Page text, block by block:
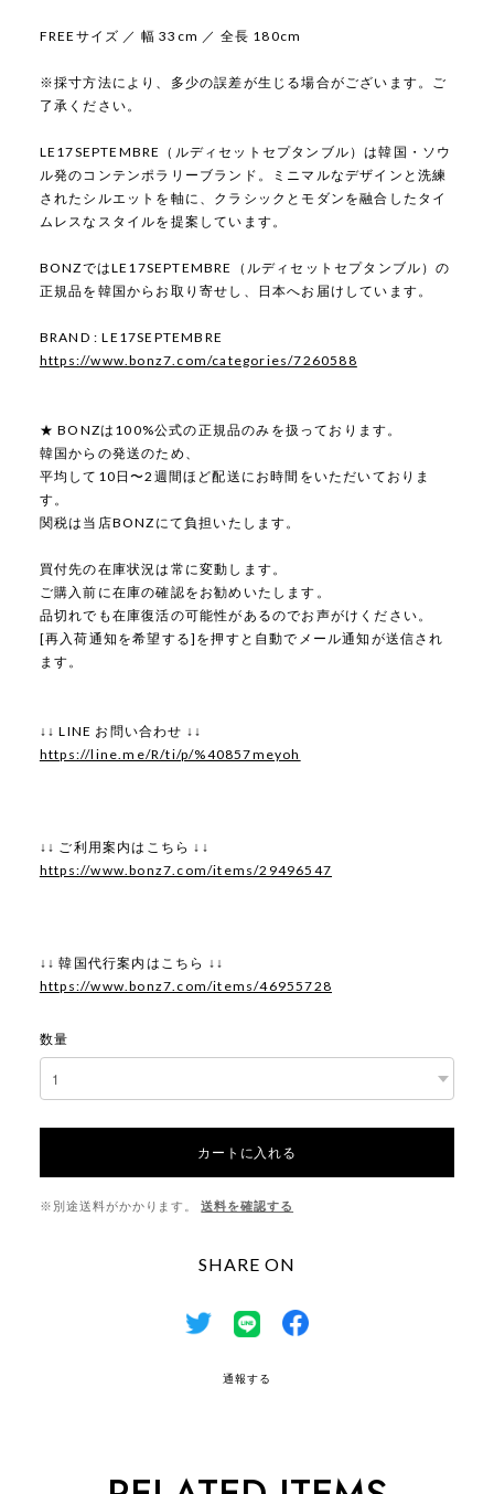
FREEサイズ ／ 幅 33cm ／ 全長 180cm
※採寸方法により、多少の誤差が生じる場合がございます。ご
了承ください。
LE17SEPTEMBRE（ルディセットセプタンブル）は韓国・ソウ
ル発のコンテンポラリーブランド。ミニマルなデザインと洗練
されたシルエットを軸に、クラシックとモダンを融合したタイ
ムレスなスタイルを提案しています。
BONZではLE17SEPTEMBRE（ルディセットセプタンブル）の
正規品を韓国からお取り寄せし、日本へお届けしています。
BRAND : LE17SEPTEMBRE
https://www.bonz7.com/categories/7260588
★ BONZは100%公式の正規品のみを扱っております。
韓国からの発送のため、
平均して10日〜2週間ほど配送にお時間をいただいておりま
す。
関税は当店BONZにて負担いたします。
買付先の在庫状況は常に変動します。
ご購入前に在庫の確認をお勧めいたします。
品切れでも在庫復活の可能性があるのでお声がけください。
[再入荷通知を希望する]を押すと自動でメール通知が送信され
ます。
↓↓ LINE お問い合わせ ↓↓
https://line.me/R/ti/p/%40857meyoh
↓↓ ご利用案内はこちら ↓↓
https://www.bonz7.com/items/29496547
↓↓ 韓国代行案内はこちら ↓↓
https://www.bonz7.com/items/46955728
数量
カートに入れる
※別途送料がかかります。 送料を確認する
SHARE ON
通報する